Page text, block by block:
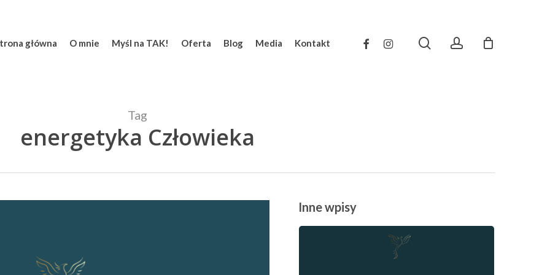
główna O mnie Myśl na TAK! Oferta Blog Media Kontakt facebookinstagram searchaccount
Tag
energetyka Człowieka
Inne wpisy